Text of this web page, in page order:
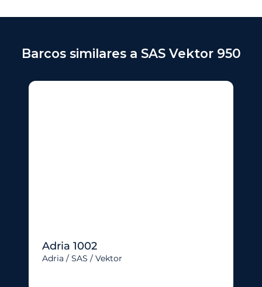
Barcos similares a SAS Vektor 950
Adria 1002
Adria / SAS / Vektor